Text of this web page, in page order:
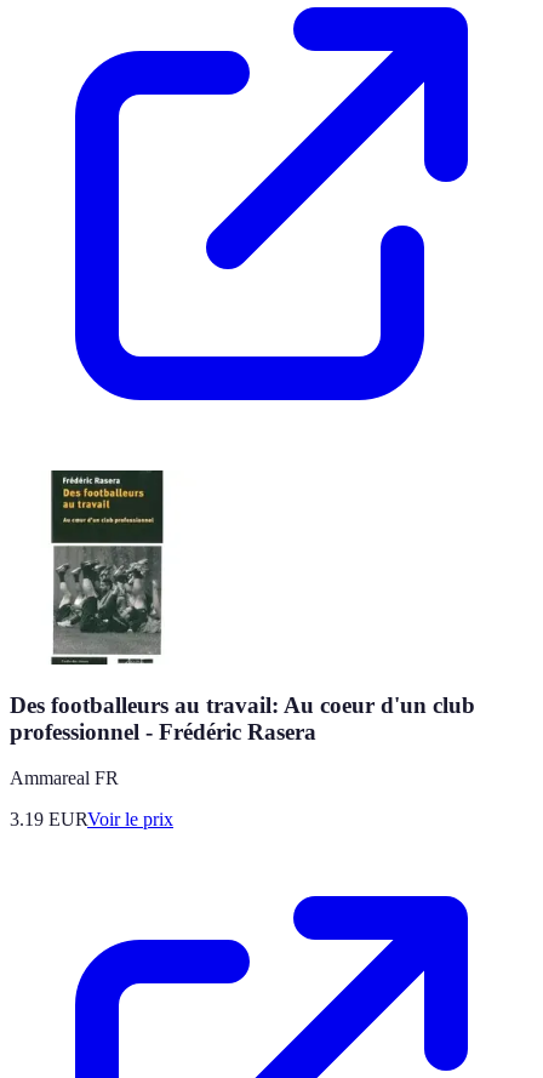
Des footballeurs au travail: Au coeur d'un club
professionnel - Frédéric Rasera
Ammareal FR
3.19 EURVoir le prix